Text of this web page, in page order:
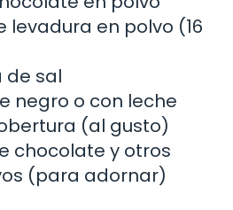
levadura en polvo (16
de sal
negro o con leche
(al gusto)
chocolate y otros
(para adornar)